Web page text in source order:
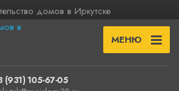
домов в Иркутске
МЕНЮ
(931) 105-67-05